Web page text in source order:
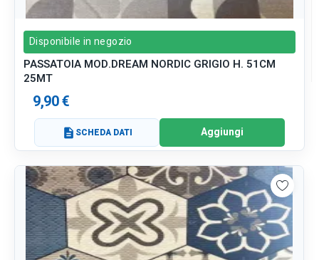
Disponibile in negozio
PASSATOIA MOD.DREAM NORDIC GRIGIO H. 51CM
25MT
9,90 €
description SCHEDA DATI Aggiungi